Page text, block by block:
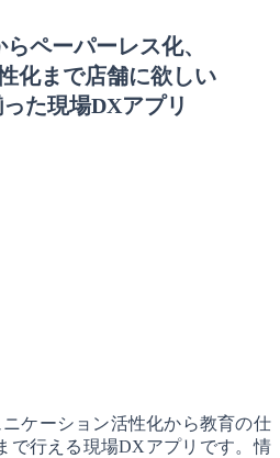
ペーパーレス化、
化まで店舗に欲しい
た現場DXアプリ
ケーション活性化から教育の仕
で行える現場DXアプリです。情